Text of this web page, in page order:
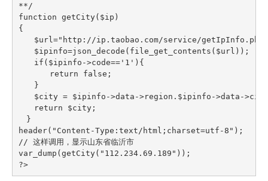
**/
function getCity($ip)
{
$url="http://ip.taobao.com/service/
$ipinfo=json_decode(file_get_contents($url));
if($ipinfo->code=='1'){
return false;
}
$city = $ipinfo->data->region.$ipinfo->data-
return $city;
}
header("Content-Type:text/html;charset=utf-8");
// 这样调用，显示山东省临沂市
var_dump(getCity("112.234.69.189"));
?>